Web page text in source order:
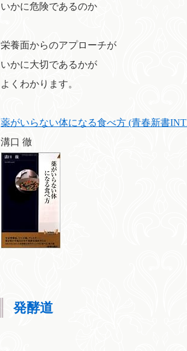
いかに危険であるのか
栄養面からのアプローチが
いかに大切であるかが
よくわかります。
薬がいらない体になる食べ方 (青春新書
溝口 徹
発酵道